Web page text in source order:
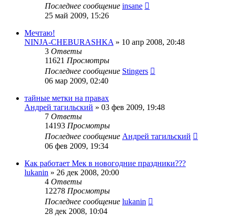
Последнее сообщение insane
25 май 2009, 15:26
Мечтаю!
NINJA-CHEBURASHKA » 10 апр 2008, 20:48
3 Ответы
11621 Просмотры
Последнее сообщение Stingers
06 мар 2009, 02:40
тайные метки на правах
Андрей тагильский » 03 фев 2009, 19:48
7 Ответы
14193 Просмотры
Последнее сообщение Андрей тагильский
06 фев 2009, 19:34
Как работает Мек в новогодние праздники???
lukanin » 26 дек 2008, 20:00
4 Ответы
12278 Просмотры
Последнее сообщение lukanin
28 дек 2008, 10:04